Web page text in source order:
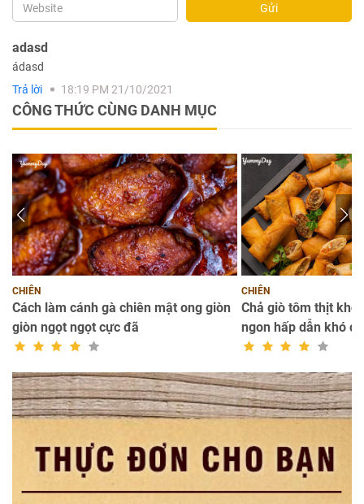
Gửi
adasd
ádasd
Trả lời
18:19 PM 21/10/2021
CÔNG THỨC CÙNG DANH MỤC
CHIÊN
Cách làm cánh gà chiên mật ong giòn
giòn ngọt ngọt cực đã
CHIÊN
Chả giò tôm thịt
ngon hấp dẫn khó